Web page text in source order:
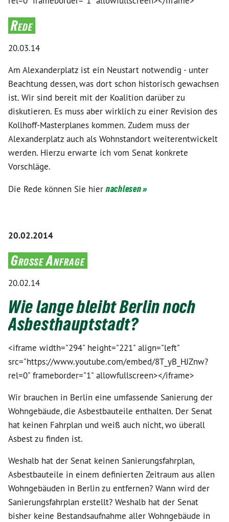
Rede
20.03.14
Am Alexanderplatz ist ein Neustart notwendig - unter
Beachtung dessen, was dort schon historisch gewachsen
ist. Wir sind bereit mit der Koalition darüber zu
diskutieren. Es muss aber wirklich zu einer Revision des
Kollhoff-Masterplanes kommen. Zudem muss der
Alexanderplatz auch als Wohnstandort weiterentwickelt
werden. Hierzu erwarte ich vom Senat konkrete
Vorschläge.
Die Rede können Sie hiernachlesen »
20.02.2014
Große Anfrage
20.02.14
Wie lange bleibt Berlin noch
Asbesthauptstadt?
<iframe width="294" height="221" align="left"
src="https://www.youtube.com/embed/8T_yB_HJZnw?
rel=0" frameborder="1" allowfullscreen></iframe>
Wir brauchen in Berlin eine umfassende Sanierung der
Wohngebäude, die Asbestbauteile enthalten. Der Senat
hat keinen Fahrplan und weiß auch nicht, wo überall
Asbest zu finden ist.
Weshalb hat der Senat keinen Sanierungsfahrplan,
Asbestbauteile in einem definierten Zeitraum aus allen
Wohngebäuden in Berlin zu entfernen? Wann wird der
Sanierungsfahrplan erstellt? Weshalb hat der Senat
bisher keine Bestandsaufnahme aller Wohngebäude in